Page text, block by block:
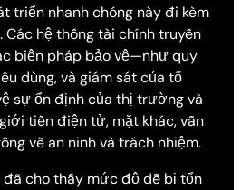
triển nhanh chóng này đi kèm
hệ thống tài chính truyền
biện pháp bảo vệ—như quy
dùng, và giám sát của tổ
sự ổn định của thị trường và
tiền điện tử, mặt khác, vẫn
về an ninh và trách nhiệm.
cho thấy mức độ dễ bị tổn